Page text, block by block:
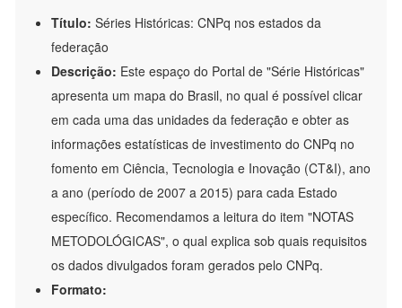
Título: Séries Históricas: CNPq nos estados da
federação
Descrição: Este espaço do Portal de "Série Históricas"
apresenta um mapa do Brasil, no qual é possível clicar
em cada uma das unidades da federação e obter as
informações estatísticas de investimento do CNPq no
fomento em Ciência, Tecnologia e Inovação (CT&I), ano
a ano (período de 2007 a 2015) para cada Estado
específico. Recomendamos a leitura do item "NOTAS
METODOLÓGICAS", o qual explica sob quais requisitos
os dados divulgados foram gerados pelo CNPq.
Formato: